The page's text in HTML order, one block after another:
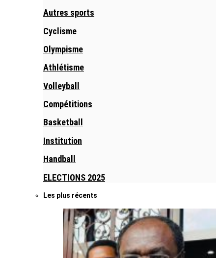
Autres sports
Cyclisme
Olympisme
Athlétisme
Volleyball
Compétitions
Basketball
Institution
Handball
ELECTIONS 2025
Les plus récents